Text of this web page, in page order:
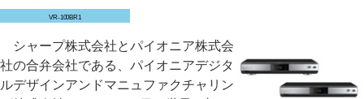
VR-100BR1
シャープ株式会社とパイオニア株式会
社の合弁会社である、パイオニアデジタ
ルデザインアンドマニュファクチャリン